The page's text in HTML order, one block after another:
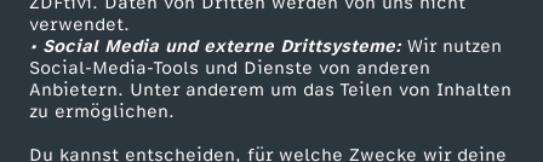
verwendet.
• Social Media und externe Drittsysteme:Wir nutzen
Social-Media-Tools und Dienste von anderen
Anbietern. Unter anderem um das Teilen von Inhalten
zu ermöglichen.
Du kannst entscheiden, für welche Zwecke wir deine
a
u
ZDF Unternehmen
Karriere